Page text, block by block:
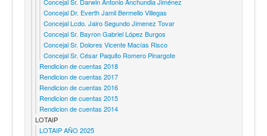
Concejal Dr. Everth Jamil Bermello Villegas
Concejal Lcdo. Jairo Segundo Jimenez Tovar
Concejal Sr. Bayron Gabriel López Burgos
Concejal Sr. Dolores Vicente Macías Risco
Concejal Sr. César Paquito Romero Pinargote
Rendicion de cuentas 2018
Rendicion de cuentas 2017
Rendicion de cuentas 2016
Rendicion de cuentas 2015
Rendicion de cuentas 2014
LOTAIP
LOTAIP AÑO 2025